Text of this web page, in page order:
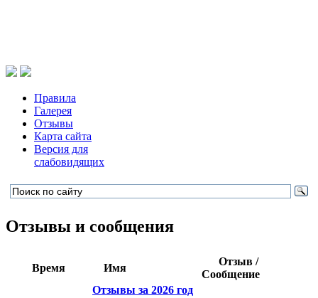
Правила
Галерея
Отзывы
Карта сайта
Версия для
слабовидящих
Отзывы и сообщения
Время Имя
Отзыв /
Сообщение
Отзывы за 2026 год